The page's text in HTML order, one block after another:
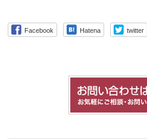
Facebook Hatena twitter